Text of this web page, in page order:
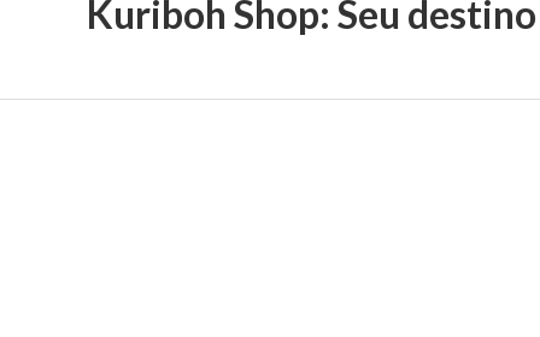
Kuriboh Shop: Seu